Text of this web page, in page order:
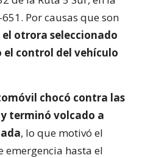
Por causas que son
el otrora seleccionado
control del vehículo
chocó contra las
terminó volcado a
, lo que motivó el
emergencia hasta el